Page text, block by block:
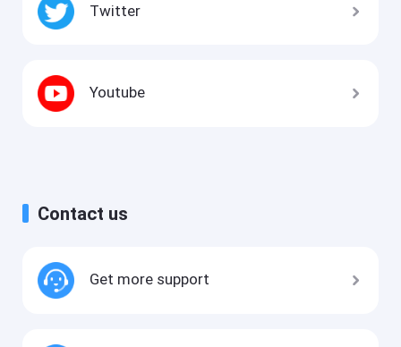
Twitter
Youtube
Contact us
Get more support